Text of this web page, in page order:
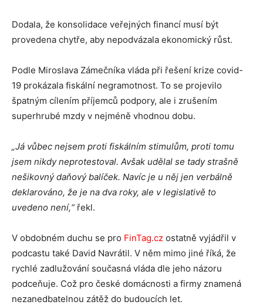
Dodala, že konsolidace veřejných financí musí být
provedena chytře, aby nepodvázala ekonomický růst.
Podle Miroslava Zámečníka vláda při řešení krize covid-
19 prokázala fiskální negramotnost. To se projevilo
špatným cílením příjemců podpory, ale i zrušením
superhrubé mzdy v nejméně vhodnou dobu.
„Já vůbec nejsem proti fiskálním stimulům, proti tomu
jsem nikdy neprotestoval. Avšak udělal se tady strašně
nešikovný daňový balíček. Navíc je u něj jen verbálně
deklarováno, že je na dva roky, ale v legislativě to
uvedeno není,“řekl.
V obdobném duchu se pro FinTag.cz ostatně vyjádřil v
podcastu také David Navrátil. V něm mimo jiné říká, že
rychlé zadlužování současná vláda dle jeho názoru
podceňuje. Což pro české domácnosti a firmy znamená
nezanedbatelnou zátěž do budoucích let.